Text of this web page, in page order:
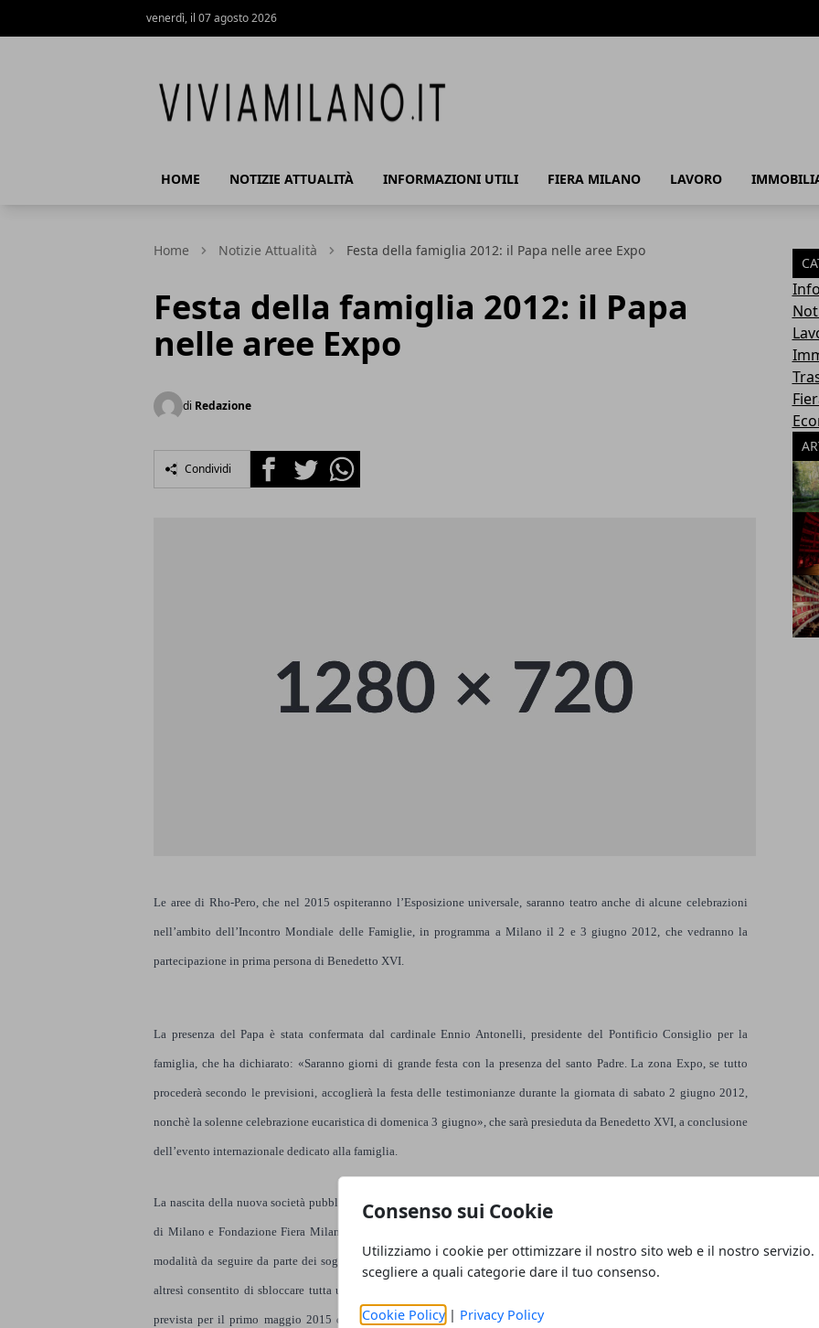
Consenso sui Cookie
Utilizziamo i cookie per ottimizzare il nostro sito web e il nostro servizio.
scegliere a quali categorie dare il tuo consenso.
Cookie Policy| Privacy Policy
venerdì, il 07 agosto 2026
HOME NOTIZIE ATTUALITÀ INFORMAZIONI UTILI FIERA MILANO LAVORO
Home Notizie Attualità Festa della famiglia 2012: il Papa nelle aree Expo
Festa della famiglia 2012: il Papa
nelle aree Expo
di Redazione
Condividi FacebookTwitterWhatsapp
Le aree di Rho-Pero, che nel 2015 ospiteranno l’Esposizione universale, saranno teatro anche di alcune celebrazioni
nell’ambito dell’Incontro Mondiale delle Famiglie, in programma a Milano il 2 e 3 giugno 2012, che vedranno la
partecipazione in prima persona di Benedetto XVI.
La presenza del Papa è stata confermata dal cardinale Ennio Antonelli, presidente del Pontificio Consiglio per la
famiglia, che ha dichiarato: «Saranno giorni di grande festa con la presenza del santo Padre. La zona Expo, se tutto
procederà secondo le previsioni, accoglierà la festa delle testimonianze durante la giornata di sabato 2 giugno 2012,
nonchè la solenne celebrazione eucaristica di domenica 3 giugno», che sarà presieduta da Benedetto XVI, a conclusione
dell’evento internazionale dedicato alla famiglia.
La nascita della nuova società pubblica per l’acquisizione dei terreni dell’area Expo, tra Regione Lombardia, Comune
di Milano e Fondazione Fiera Milano, aprendo la strada alla soluzione del problema e dando indicazioni certe sulle
modalità da seguire da parte dei soggetti interessati all’impresa, ha così sgombrato il campo dai dubbi. Non solo. Ha
altresì consentito di sbloccare tutta una serie di situazioni, legate al calendario e all’agenda da qui all’inaugurazione
prevista per il primo maggio 2015 dell’Esposizione universale, come appunto la grande manifestazione del giugno